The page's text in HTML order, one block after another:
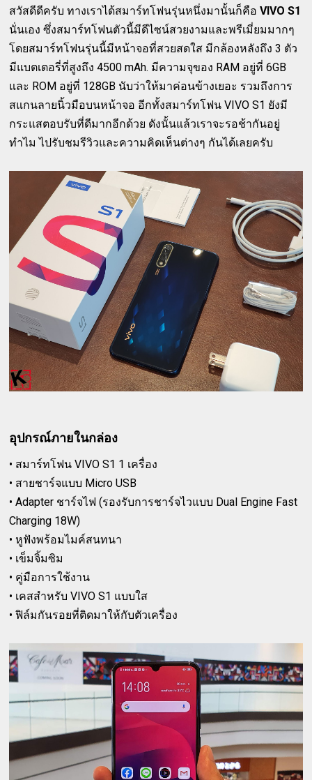
สวัสดีดีครับ ทางเราได้สมาร์ทโฟนรุ่นหนึ่งมานั้นก็คือVIVO S1
นั่นเอง ซึ่งสมาร์ทโฟนตัวนี้มีดีไซน์สวยงามและพรีเมี่ยมมากๆ
โดยสมาร์ทโฟนรุ่นนี้มีหน้าจอที่สวยสดใส มีกล้องหลังถึง 3 ตัว
มีแบตเตอรี่ที่สูงถึง 4500 mAh. มีความจุของ RAM อยู่ที่ 6GB
และ ROM อยู่ที่ 128GB นับว่าให้มาค่อนข้างเยอะ รวมถึงการ
สแกนลายนิ้วมือบนหน้าจอ อีกทั้งสมาร์ทโฟน VIVO S1 ยังมี
กระแสตอบรับที่ดีมากอีกด้วย ดังนั้นแล้วเราจะรอช้ากันอยู่
ทำไม ไปรับชมรีวิวและความคิดเห็นต่างๆ กันได้เลยครับ
อุปกรณ์ภายในกล่อง
• สมาร์ทโฟน VIVO S1 1 เครื่อง
• สายชาร์จแบบ Micro USB
• Adapter ชาร์จไฟ (รองรับการชาร์จไวแบบ Dual Engine Fast
Charging 18W)
• หูฟังพร้อมไมค์สนทนา
• เข็มจิ้มซิม
• คู่มือการใช้งาน
• เคสสำหรับ VIVO S1 แบบใส
• ฟิล์มกันรอยที่ติดมาให้กับตัวเครื่อง